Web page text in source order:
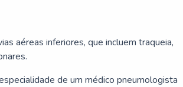
aéreas inferiores, que incluem traqueia,
de um médico pneumologista